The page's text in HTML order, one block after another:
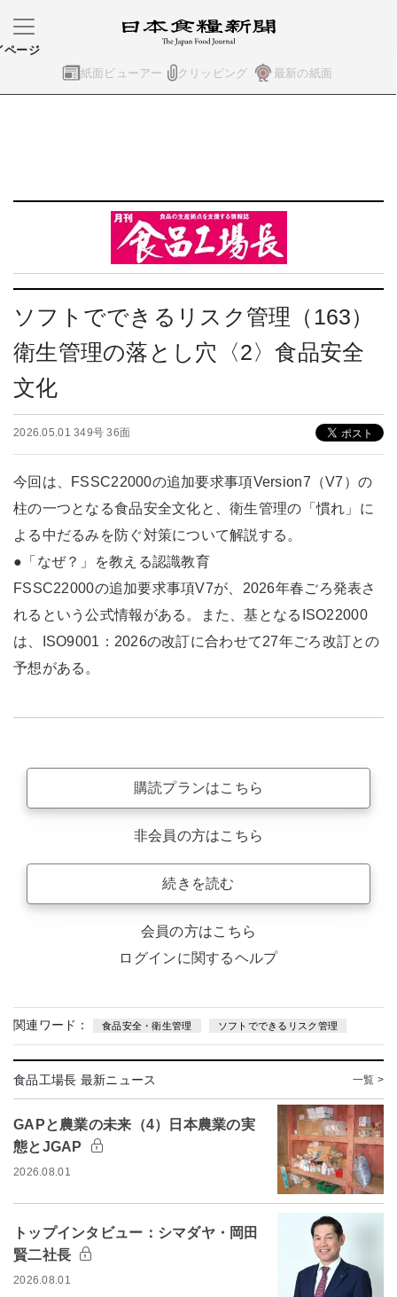
紙面ビューアー クリッピング 最新の紙面
ページ
ソフトでできるリスク管理（163）
衛生管理の落とし穴〈2〉食品安全
文化
2026.05.01 349号 36面
今回は、FSSC22000の追加要求事項Version7（V7）の
柱の一つとなる食品安全文化と、衛生管理の「慣れ」に
よる中だるみを防ぐ対策について解説する。
●「なぜ？」を教える認識教育
FSSC22000の追加要求事項V7が、2026年春ごろ発表さ
れるという公式情報がある。また、基となるISO22000
は、ISO9001：2026の改訂に合わせて27年ごろ改訂との
予想がある。
購読プランはこちら
非会員の方はこちら
続きを読む
会員の方はこちら
ログインに関するヘルプ
関連ワード： 食品安全・衛生管理 ソフトでできるリスク管理
食品工場長 最新ニュース 一覧 >
GAPと農業の未来（4）日本農業の実
態とJGAP
2026.08.01
トップインタビュー：シマダヤ・岡田
賢二社長
2026.08.01